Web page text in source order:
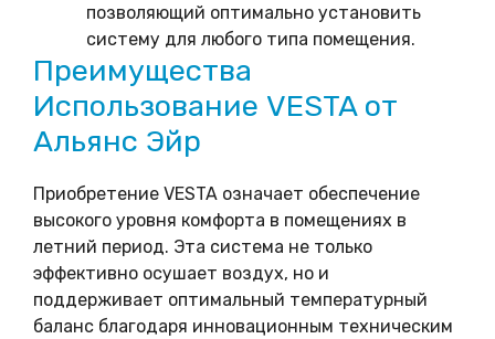
позволяющий оптимально установить
систему для любого типа помещения.
Преимущества
Использование VESTA от
Альянс Эйр
Приобретение VESTA означает обеспечение
высокого уровня комфорта в помещениях в
летний период. Эта система не только
эффективно осушает воздух, но и
поддерживает оптимальный температурный
баланс благодаря инновационным техническим